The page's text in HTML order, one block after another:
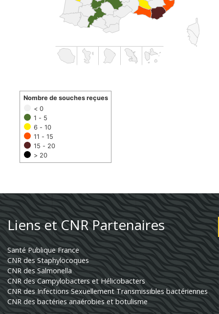
< 0
1 - 5
6 - 10
11 - 15
15 - 20
> 20
Nombre de souches reçues
Liens et CNR Partenaires
Santé Publique France
CNR des Staphylocoques
CNR des Salmonella
CNR des Campylobacters et Hélicobacters
CNR des Infections Sexuellement Transmissibles bactériennes
CNR des bactéries anaérobies et botulisme